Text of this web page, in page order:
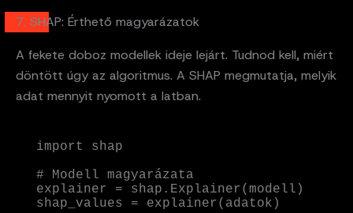
7. SHAP: Érthető magyarázatok
A fekete doboz modellek ideje lejárt. Tudnod kell, miért
döntött úgy az algoritmus. A SHAP megmutatja, melyik
adat mennyit nyomott a latban.
import shap
# Modell magyarázata
explainer = shap.Explainer(modell)
shap_values = explainer(adatok)